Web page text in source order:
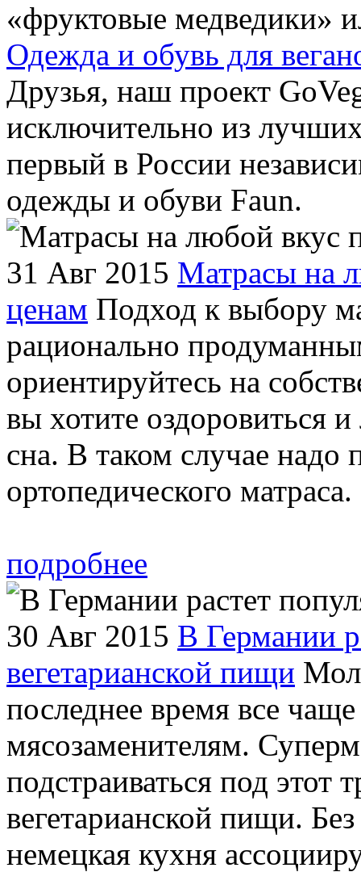
«фруктовые медведики»
Одежда и обувь для
Друзья, наш проект
исключительно из
первый в России
одежды и обуви Faun.
31 Авг 2015 Матрасы на
ценам Подход к выбору
рационально
ориентируйтесь на
вы хотите оздоровиться
сна. В таком случае надо
ортопедического
подробнее
30 Авг 2015 В Германии
вегетарианской пищи
последнее время все
мясозаменителям.
подстраиваться под этот
вегетарианской пищи.
немецкая кухня